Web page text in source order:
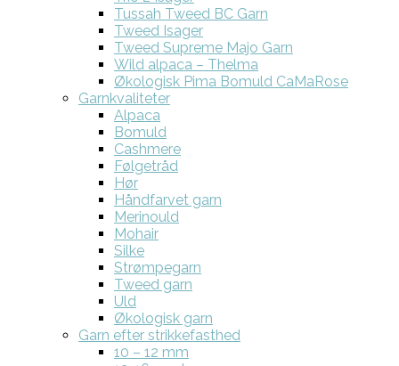
Tussah Tweed BC Garn
Tweed Isager
Tweed Supreme Majo Garn
Wild alpaca – Thelma
Økologisk Pima Bomuld CaMaRose
Garnkvaliteter
Alpaca
Bomuld
Cashmere
Følgetråd
Hør
Håndfarvet garn
Merinould
Mohair
Silke
Strømpegarn
Tweed garn
Uld
Økologisk garn
Garn efter strikkefasthed
10 – 12 mm